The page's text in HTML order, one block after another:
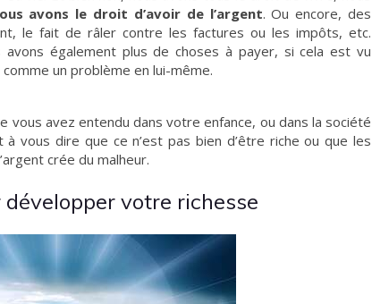
avons le droit d’avoir de l’argent. Ou encore, des
le fait de râler contre les factures ou les impôts, etc.
avons également plus de choses à payer, si cela est vu
un problème en lui-même.
vous avez entendu dans votre enfance, ou dans la société
vous dire que ce n’est pas bien d’être riche ou que les
crée du malheur.
votre richesse